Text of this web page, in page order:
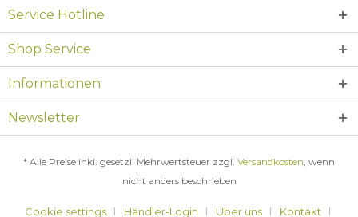
Service Hotline
Shop Service
Informationen
Newsletter
* Alle Preise inkl. gesetzl. Mehrwertsteuer zzgl. Versandkosten, wenn
nicht anders beschrieben
Cookie settings Händler-Login Über uns Kontakt